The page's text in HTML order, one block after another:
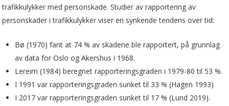
trafikkulykker med personskade. Studier av rapportering av
personskader i trafikkulykker viser en synkende tendens over tid:
Bø (1970) fant at 74 % av skadene ble rapportert, på grunnlag
av data for Oslo og Akershus i 1968.
Lereim (1984) beregnet rapporteringsgraden i 1979-80 til 53 %.
I 1991 var rapporteringsgraden sunket til 33 % (Hagen 1993)
I 2017 var rapporteringsgraden sunket til 17 % (Lund 2019).